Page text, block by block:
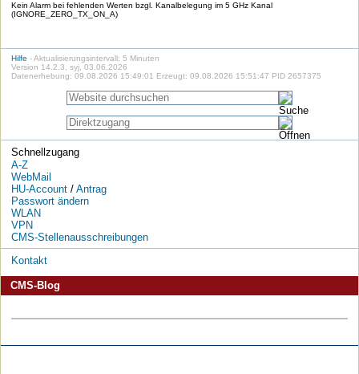
Kein Alarm bei fehlenden Werten bzgl. Kanalbelegung im 5 GHz Kanal
(IGNORE_ZERO_TX_ON_A)
Hilfe - Aktualisierungsintervall: 5 Minuten
Version 14.2.3, syj, 03.06.2026
Datenerhebung: 09.08.2026 15:49:01 Erzeugt: 09.08.2026 15:51:47 PID 2657375
Schnellzugang
A-Z
WebMail
HU-Account/ Antrag
Passwort ändern
WLAN
VPN
CMS-Stellenausschreibungen
Kontakt
CMS-Blog